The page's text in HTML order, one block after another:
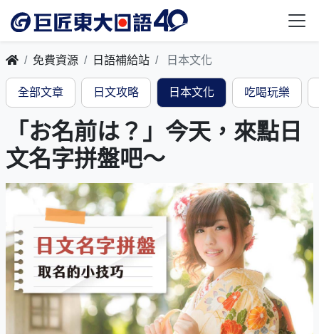
免費資源 日語補給站 日本文化
全部文章 日文攻略 日本文化 吃喝玩樂
「お名前は？」今天，來點日
文名字拼盤吧～